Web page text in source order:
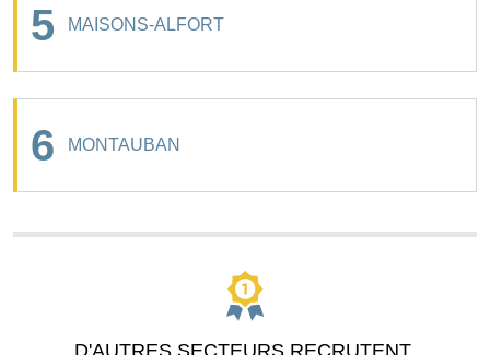
5 MAISONS-ALFORT
6 MONTAUBAN